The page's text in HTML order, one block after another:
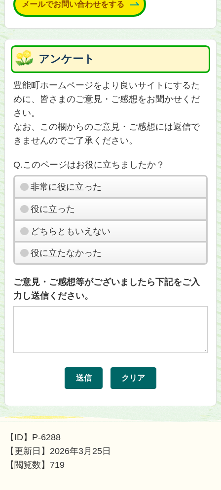
メールでお問い合わせをする
アンケート
豊能町ホームページをより良いサイトにするた
めに、皆さまのご意見・ご感想をお聞かせくだ
さい。
なお、この欄からのご意見・ご感想には返信で
きませんのでご了承ください。
Q.このページはお役に立ちましたか？
非常に役に立った
役に立った
どちらともいえない
役に立たなかった
ご意見・ご感想等がございましたら下記をご入
力し送信ください。
【ID】 P-6288
【更新日】 2026年3月25日
【閲覧数】 719